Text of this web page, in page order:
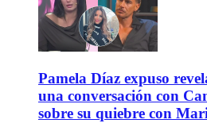
Pamela Díaz expuso
una conversación con
sobre su quiebre con